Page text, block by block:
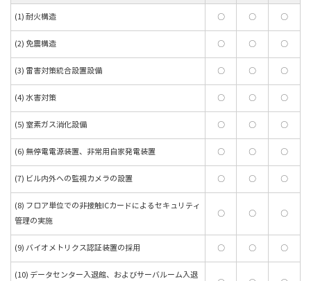
(1) 耐火構造 〇 〇 〇
(2) 免震構造 〇 〇 〇
(3) 雷害対策統合設置設備 〇 〇 〇
(4) 水害対策 〇 〇 〇
(5) 窒素ガス消化設備 〇 〇 〇
(6) 無停電電源装置、非常用自家発電装置 〇 〇 〇
(7) ビル内外への監視カメラの設置 〇 〇 〇
(8) フロア単位での非接触ICカードによるセキュリティ
管理の実施
〇 〇 〇
(9) バイオメトリクス認証装置の採用 〇 〇 〇
(10) データセンター入退館、およびサーバルーム入退